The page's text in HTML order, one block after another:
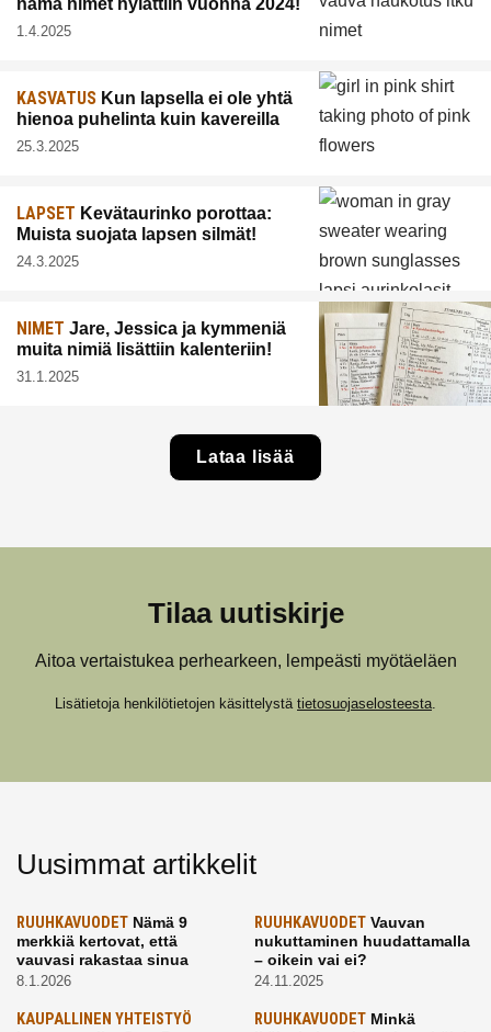
nämä nimet hylättiin vuonna 2024!
1.4.2025
KASVATUS Kun lapsella ei ole yhtä
hienoa puhelinta kuin kavereilla
25.3.2025
LAPSET Kevätaurinko porottaa:
Muista suojata lapsen silmät!
24.3.2025
NIMET Jare, Jessica ja kymmeniä
muita nimiä lisättiin kalenteriin!
31.1.2025
Lataa lisää
Tilaa uutiskirje
Aitoa vertaistukea perhearkeen, lempeästi myötäeläen
Lisätietoja henkilötietojen käsittelystä tietosuojaselosteesta.
Uusimmat artikkelit
RUUHKAVUODET Nämä 9
merkkiä kertovat, että
vauvasi rakastaa sinua
8.1.2026
RUUHKAVUODETVauvan
nukuttaminen huudattamalla
– oikein vai ei?
24.11.2025
KAUPALLINEN YHTEISTYÖ RUUHKAVUODETMinkä